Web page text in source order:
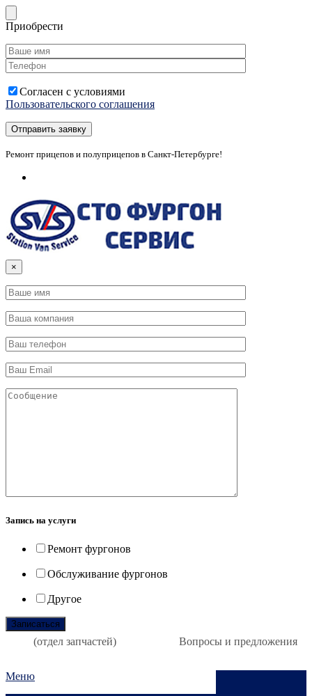
Приобрести
Согласен с условиями
Пользовательского соглашения
Ремонт прицепов и полуприцепов в Санкт-Петербурге!
×
Запись на услуги
Ремонт фургонов
Обслуживание фургонов
Другое
(отдел запчастей) Вопросы и предложения
Меню